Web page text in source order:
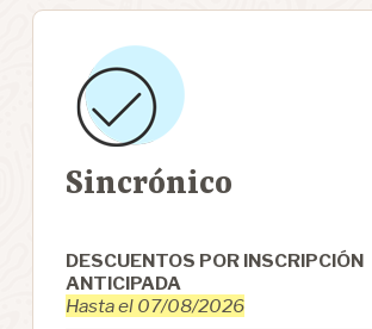
Sincrónico
DESCUENTOS POR INSCRIPCIÓN
ANTICIPADA
Hasta el 07/08/2026